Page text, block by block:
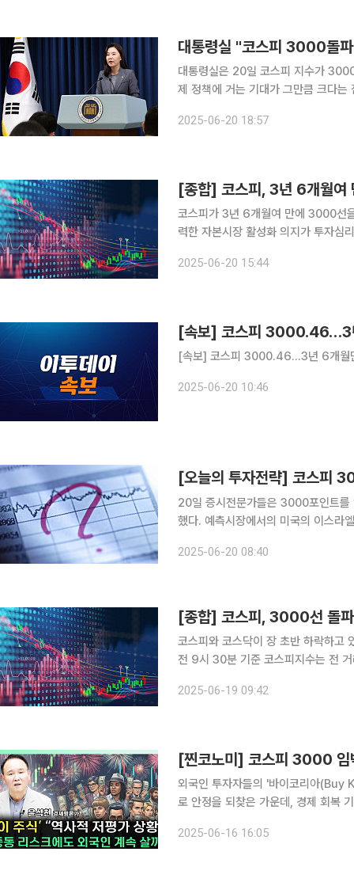
대통령실 "코스피 3000돌
대통령실은 20일 코스피 지수가
제 정책에 거는 기대가 그만큼 크다는 점에
며 이같이 밝혔다. 강 대변인
2025-06-20 18:57
코스피가 3년 6개월여 만에 3000선
력한 자본시장 활성화 의지가 투자심리를 끌어올린
을 넘은 것은 2021년 12월 28일
2025-06-20 15:44
[속보] 코스피 3000.46…3
[속보] 코스피 3000.46…3년 6개월
2025-06-20 10:46
20일 증시전문가들은 3000포인트를
했다. 예측시장에서의 미국의 이스라
원 = 파죽지세로 상승을 이어가던 코
2025-06-20 08:40
[종합] 코스피, 3000선 돌
코스피와 코스닥이 장 초반 하락하고 있
전 9시 30분 기준 코스피지수는 전
2025-06-19 09:42
[찐코노미] 코스피 3000 임
외국인 투자자들의 '바이코리아(Buy
로 안정을 되찾은 가운데, 경제 회복
긍정적인 영향을 주고 있다"고 분석
2025-06-16 16:05